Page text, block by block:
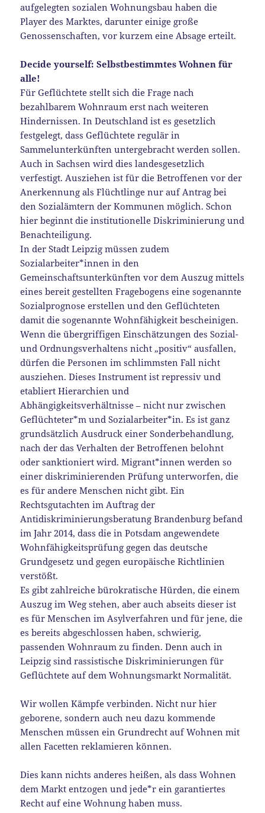
aufgelegten sozialen Wohnungsbau haben die
Player des Marktes, darunter einige große
Genossenschaften, vor kurzem eine Absage erteilt.
Decide yourself: Selbstbestimmtes Wohnen für
alle!
Für Geflüchtete stellt sich die Frage nach
bezahlbarem Wohnraum erst nach weiteren
Hindernissen. In Deutschland ist es gesetzlich
festgelegt, dass Geflüchtete regulär in
Sammelunterkünften untergebracht werden sollen.
Auch in Sachsen wird dies landesgesetzlich
verfestigt. Ausziehen ist für die Betroffenen vor der
Anerkennung als Flüchtlinge nur auf Antrag bei
den Sozialämtern der Kommunen möglich. Schon
hier beginnt die institutionelle Diskriminierung und
Benachteiligung.
In der Stadt Leipzig müssen zudem
Sozialarbeiter*innen in den
Gemeinschaftsunterkünften vor dem Auszug mittels
eines bereit gestellten Fragebogens eine sogenannte
Sozialprognose erstellen und den Geflüchteten
damit die sogenannte Wohnfähigkeit bescheinigen.
Wenn die übergriffigen Einschätzungen des Sozial-
und Ordnungsverhaltens nicht „positiv“ ausfallen,
dürfen die Personen im schlimmsten Fall nicht
ausziehen. Dieses Instrument ist repressiv und
etabliert Hierarchien und
Abhängigkeitsverhältnisse – nicht nur zwischen
Geflüchteter*m und Sozialarbeiter*in. Es ist ganz
grundsätzlich Ausdruck einer Sonderbehandlung,
nach der das Verhalten der Betroffenen belohnt
oder sanktioniert wird. Migrant*innen werden so
einer diskriminierenden Prüfung unterworfen, die
es für andere Menschen nicht gibt. Ein
Rechtsgutachten im Auftrag der
Antidiskriminierungsberatung Brandenburg befand
im Jahr 2014, dass die in Potsdam angewendete
Wohnfähigkeitsprüfung gegen das deutsche
Grundgesetz und gegen europäische Richtlinien
verstößt.
Es gibt zahlreiche bürokratische Hürden, die einem
Auszug im Weg stehen, aber auch abseits dieser ist
es für Menschen im Asylverfahren und für jene, die
es bereits abgeschlossen haben, schwierig,
passenden Wohnraum zu finden. Denn auch in
Leipzig sind rassistische Diskriminierungen für
Geflüchtete auf dem Wohnungsmarkt Normalität.
Wir wollen Kämpfe verbinden. Nicht nur hier
geborene, sondern auch neu dazu kommende
Menschen müssen ein Grundrecht auf Wohnen mit
allen Facetten reklamieren können.
Dies kann nichts anderes heißen, als dass Wohnen
dem Markt entzogen und jede*r ein garantiertes
Recht auf eine Wohnung haben muss.